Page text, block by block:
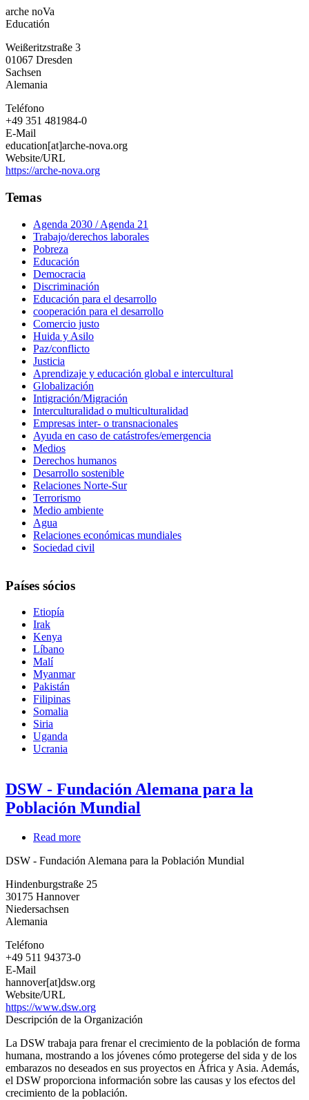
arche noVa
Educatión
Weißeritzstraße 3
01067 Dresden
Sachsen
Alemania
Teléfono
+49 351 481984-0
E-Mail
education[at]arche-nova.org
Website/URL
https://arche-nova.org
Temas
Agenda 2030 / Agenda 21
Trabajo/derechos laborales
Pobreza
Educación
Democracia
Discriminación
Educación para el desarrollo
cooperación para el desarrollo
Comercio justo
Huida y Asilo
Paz/conflicto
Justicia
Aprendizaje y educación global e intercultural
Globalización
Intigración/Migración
Interculturalidad o multiculturalidad
Empresas inter- o transnacionales
Ayuda en caso de catástrofes/emergencia
Medios
Derechos humanos
Desarrollo sostenible
Relaciones Norte-Sur
Terrorismo
Medio ambiente
Agua
Relaciones económicas mundiales
Sociedad civil
Países sócios
Etiopía
Irak
Kenya
Líbano
Malí
Myanmar
Pakistán
Filipinas
Somalia
Siria
Uganda
Ucrania
DSW - Fundación Alemana para la
Población Mundial
Read more
-
Alemana
DSW - Fundación Alemana para la Población Mundial
Hindenburgstraße 25
30175 Hannover
Niedersachsen
Alemania
Teléfono
+49 511 94373-0
E-Mail
hannover[at]dsw.org
Website/URL
https://www.dsw.org
Descripción de la Organización
La DSW trabaja para frenar el crecimiento de la población de forma
humana, mostrando a los jóvenes cómo protegerse del sida y de los
embarazos no deseados en sus proyectos en África y Asia. Además,
el DSW proporciona información sobre las causas y los efectos del
crecimiento de la población.